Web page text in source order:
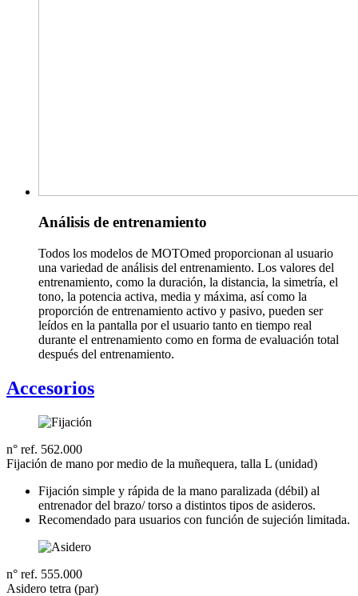
Análisis de entrenamiento
Todos los modelos de MOTOmed proporcionan al usuario
una variedad de análisis del entrenamiento. Los valores del
entrenamiento, como la duración, la distancia, la simetría, el
tono, la potencia activa, media y máxima, así como la
proporción de entrenamiento activo y pasivo, pueden ser
leídos en la pantalla por el usuario tanto en tiempo real
durante el entrenamiento como en forma de evaluación total
después del entrenamiento.
Accesorios
n° ref. 562.000
Fijación de mano por medio de la muñequera, talla L (unidad)
Fijación simple y rápida de la mano paralizada (débil) al
entrenador del brazo/ torso a distintos tipos de asideros.
Recomendado para usuarios con función de sujeción limitada.
n° ref. 555.000
Asidero tetra (par)